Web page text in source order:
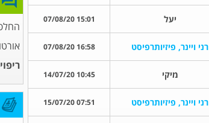
יעל 15:01 07/08/20
רני ויינר, פיזיותרפיסט 16:58 07/08/20
מיקי 10:45 14/07/20
רני ויינר, פיזיותרפיסט 07:51 15/07/20